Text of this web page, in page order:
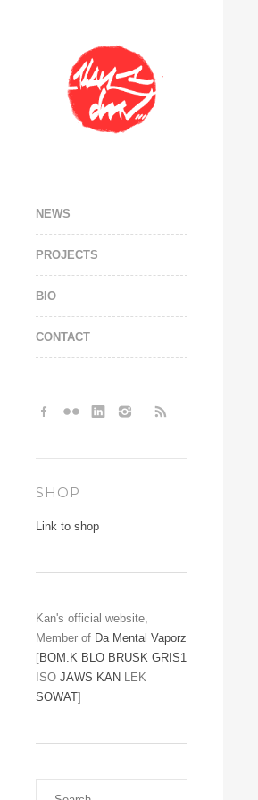
NEWS
PROJECTS
BIO
CONTACT
SHOP
Link to shop
Kan's official website,
Member of Da Mental Vaporz
[BOM.K BLO BRUSK GRIS1
ISO JAWS KAN LEK
SOWAT]